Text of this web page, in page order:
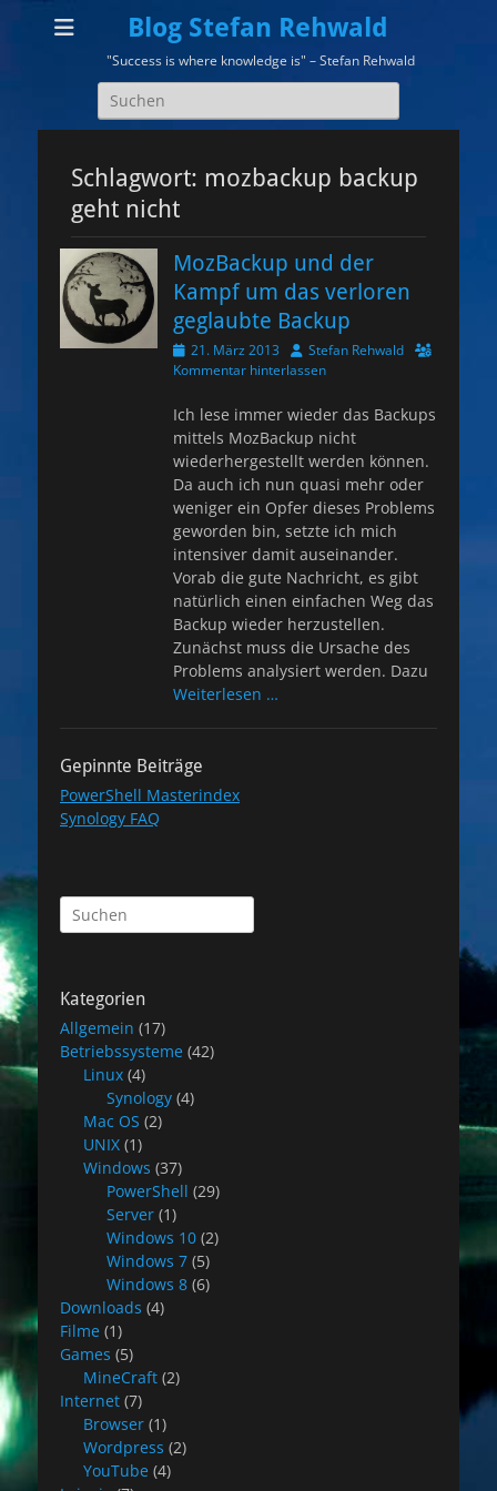
Blog Stefan Rehwald
"Success is where knowledge is" – Stefan Rehwald
Suchen
nach:
Schlagwort: mozbackup backup
geht nicht
MozBackup und der
Kampf um das verloren
geglaubte Backup
Veröffentlicht
am
21. März 2013 AutorStefan Rehwald
Kommentar hinterlassen
Ich lese immer wieder das Backups
mittels MozBackup nicht
wiederhergestellt werden können.
Da auch ich nun quasi mehr oder
weniger ein Opfer dieses Problems
geworden bin, setzte ich mich
intensiver damit auseinander.
Vorab die gute Nachricht, es gibt
natürlich einen einfachen Weg das
Backup wieder herzustellen.
Zunächst muss die Ursache des
Problems analysiert werden. Dazu
Weiterlesen …
Gepinnte Beiträge
PowerShell Masterindex
Synology FAQ
Suchen
nach:
Kategorien
Allgemein (17)
Betriebssysteme (42)
Linux (4)
Synology (4)
Mac OS (2)
UNIX (1)
Windows (37)
PowerShell (29)
Server (1)
Windows 10 (2)
Windows 7 (5)
Windows 8 (6)
Downloads (4)
Filme (1)
Games (5)
MineCraft (2)
Internet (7)
Browser (1)
Wordpress (2)
YouTube (4)